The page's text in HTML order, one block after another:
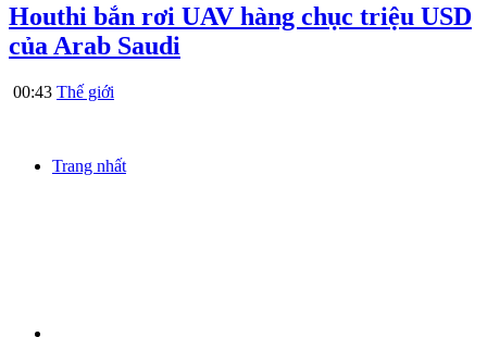
Houthi bắn rơi UAV hàng chục triệu USD
của Arab Saudi
00:43 Thế giới
Trang nhất